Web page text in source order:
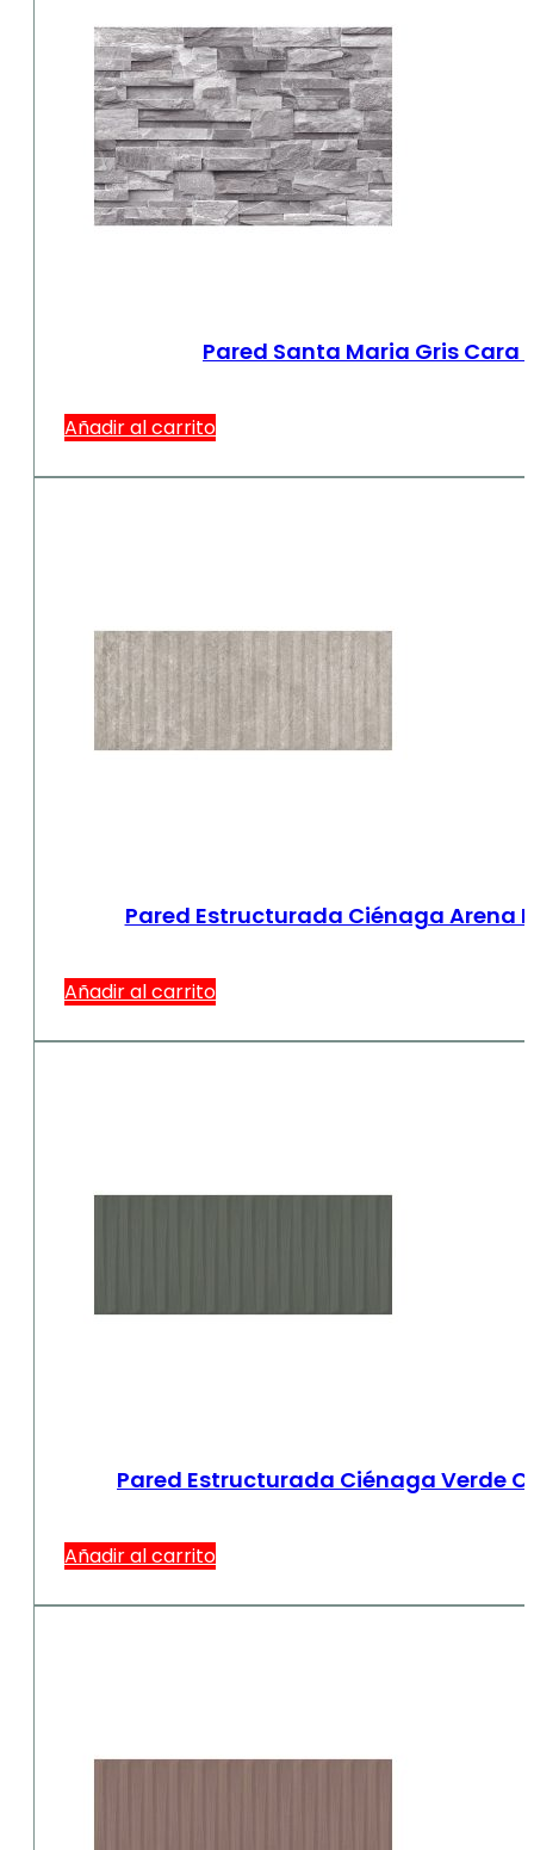
Pared Santa Maria Gris Cara
Añadir al carrito
Pared Estructurada Ciénaga Arena
Añadir al carrito
Pared Estructurada Ciénaga Verde
Añadir al carrito